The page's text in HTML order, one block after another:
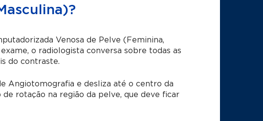
Venosa de Pelve (Feminina,
o radiologista conversa sobre todas as
do contraste.
Angiotomografia e desliza até o centro da
rotação na região da pelve, que deve ficar